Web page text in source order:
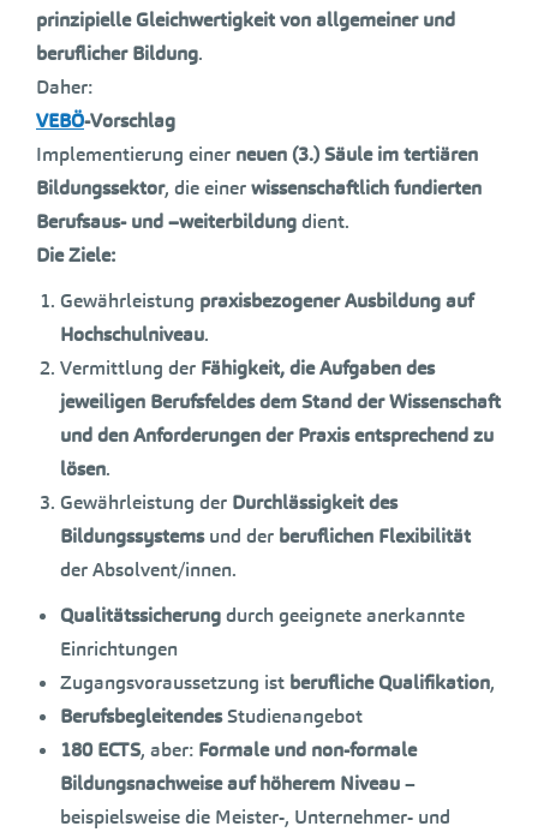
prinzipielle Gleichwertigkeit von allgemeiner und
beruflicher Bildung.
Daher:
VEBÖ-Vorschlag
Implementierung einer neuen (3.) Säule im tertiären
Bildungssektor, die einerwissenschaftlich fundierten
Berufsaus- und –weiterbildungdient.
Die Ziele:
Gewährleistung praxisbezogener Ausbildung auf
Hochschulniveau.
Vermittlung der Fähigkeit, die Aufgaben des
jeweiligen Berufsfeldes dem Stand der Wissenschaft
und den Anforderungen der Praxis entsprechend zu
lösen.
Gewährleistung der Durchlässigkeit des
Bildungssystemsund der beruflichen Flexibilität
der Absolvent/innen.
Qualitätssicherungdurch geeignete anerkannte
Einrichtungen
Zugangsvoraussetzung ist berufliche Qualifikation,
BerufsbegleitendesStudienangebot
180 ECTS, aber: Formale und non-formale
Bildungsnachweise auf höherem Niveau–
beispielsweise die Meister-, Unternehmer- und